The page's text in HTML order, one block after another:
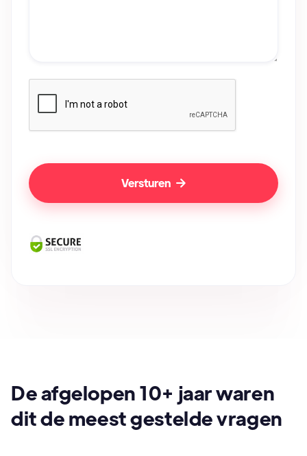

De afgelopen 10+ jaar waren
dit de meest gestelde vragen